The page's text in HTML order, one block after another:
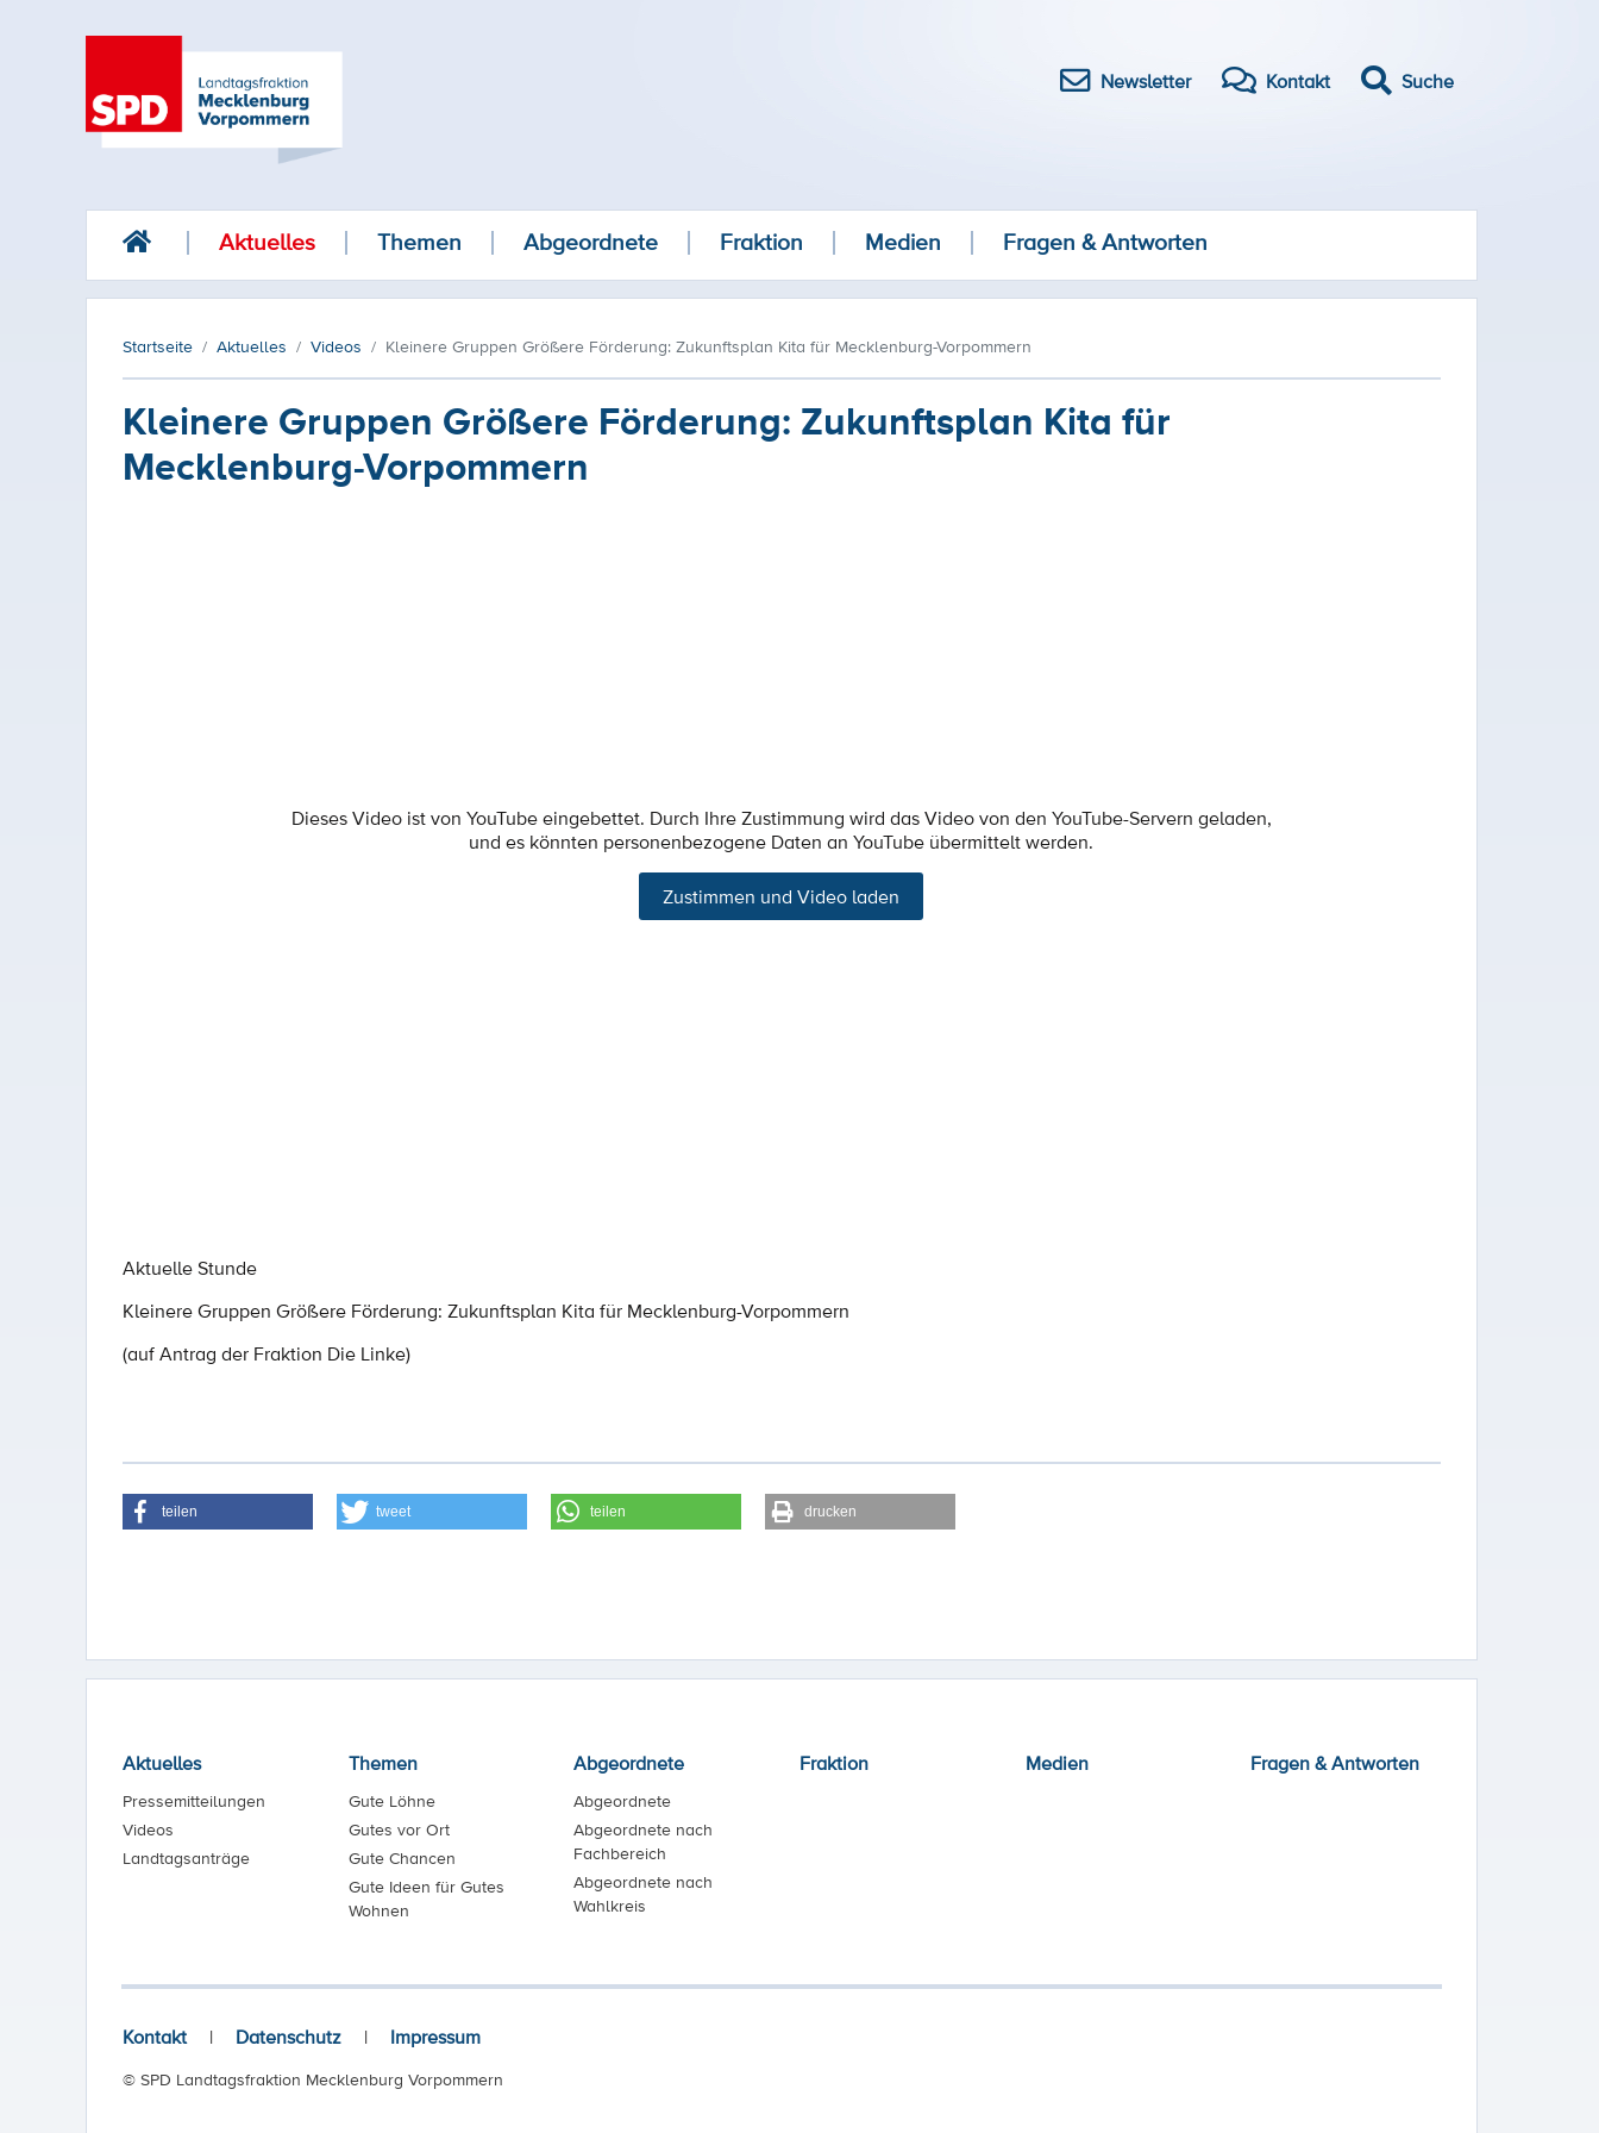
Newsletter Kontakt Suche
Aktuelles Themen Abgeordnete Fraktion Medien Fragen & Antworten
Startseite Aktuelles Videos Kleinere Gruppen Größere Förderung: Zukunftsplan Kita für Mecklenburg-Vorpommern
Kleinere Gruppen Größere Förderung: Zukunftsplan Kita für
Mecklenburg-Vorpommern
Dieses Video ist von YouTube eingebettet. Durch Ihre Zustimmung wird das Video von den YouTube-Servern geladen,
und es könnten personenbezogene Daten an YouTube übermittelt werden.
Zustimmen und Video laden
Aktuelle Stunde
Kleinere Gruppen Größere Förderung: Zukunftsplan Kita für Mecklenburg-Vorpommern
(auf Antrag der Fraktion Die Linke)
teilen tweet teilen drucken
Aktuelles
Pressemitteilungen
Videos
Landtagsanträge
Themen
Gute Löhne
Gutes vor Ort
Gute Chancen
Gute Ideen für Gutes
Wohnen
Abgeordnete
Abgeordnete
Abgeordnete nach
Fachbereich
Abgeordnete nach
Wahlkreis
Fraktion Medien Fragen & Antworten
Kontakt | Datenschutz | Impressum
© SPD Landtagsfraktion Mecklenburg Vorpommern